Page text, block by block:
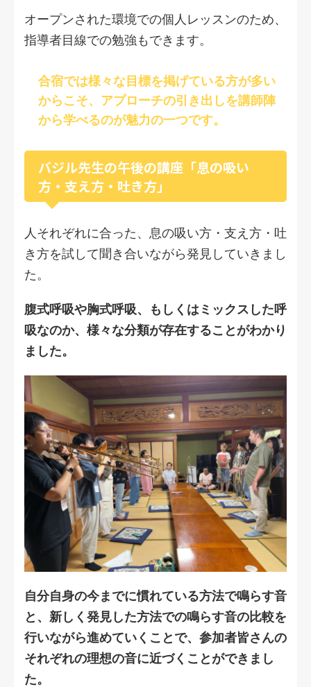
オープンされた環境での個人レッスンのため、
指導者目線での勉強もできます。
合宿では様々な目標を掲げている方が多い
からこそ、アプローチの引き出しを講師陣
から学べるのが魅力の一つです。
バジル先生の午後の講座「息の吸い
方・支え方・吐き方」
人それぞれに合った、息の吸い方・支え方・吐
き方を試して聞き合いながら発見していきまし
た。
腹式呼吸や胸式呼吸、もしくはミックスした呼
吸なのか、様々な分類が存在することがわかり
ました。
自分自身の今までに慣れている方法で鳴らす音
と、新しく発見した方法での鳴らす音の比較を
行いながら進めていくことで、参加者皆さんの
それぞれの理想の音に近づくことができまし
た。